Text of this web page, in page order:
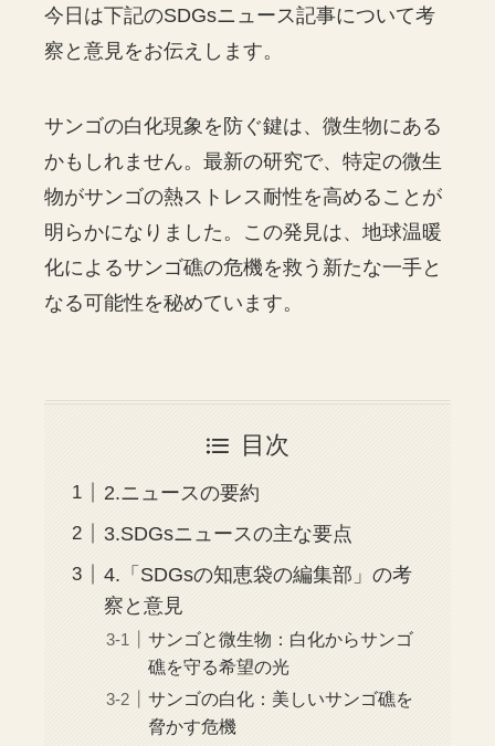
今日は下記のSDGsニュース記事について考
察と意見をお伝えします。
サンゴの白化現象を防ぐ鍵は、微生物にある
かもしれません。最新の研究で、特定の微生
物がサンゴの熱ストレス耐性を高めることが
明らかになりました。この発見は、地球温暖
化によるサンゴ礁の危機を救う新たな一手と
なる可能性を秘めています。
目次
2.ニュースの要約
3.SDGsニュースの主な要点
4.「SDGsの知恵袋の編集部」の考
察と意見
サンゴと微生物：白化からサンゴ
礁を守る希望の光
サンゴの白化：美しいサンゴ礁を
脅かす危機